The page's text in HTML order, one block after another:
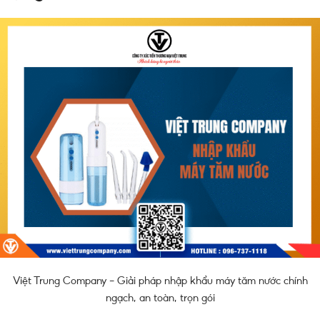
Việt Trung Company – Giải pháp nhập khẩu máy tăm nước chính
ngạch, an toàn, trọn gói